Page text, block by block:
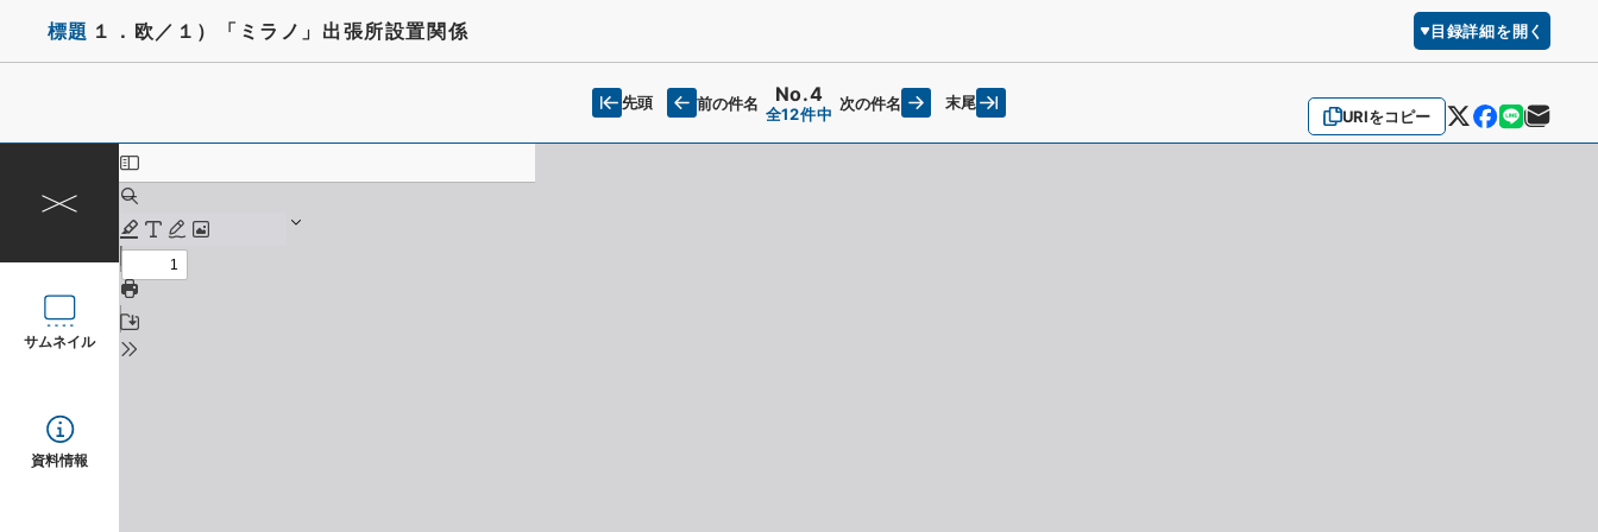
標題 １．欧／１）「ミラノ」出張所設置関係 目録詳細を開く
URIをコピー
先頭 前の件名 No.4
全12件中
次の件名 末尾
サムネイル
資料情報